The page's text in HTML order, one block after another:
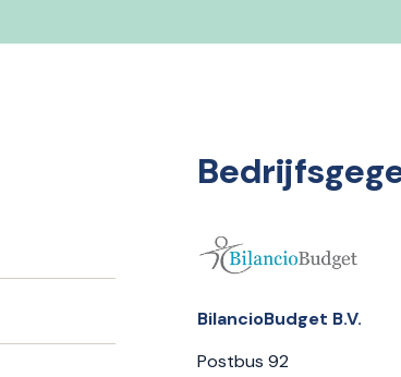
BilancioBudget B.V.
Postbus 92